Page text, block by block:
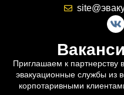
Приглашаем к партнерству
эвакуационные службы из
корпотаривными